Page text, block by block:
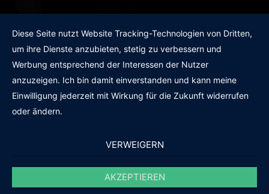
GRATIS WEBSITE-CHECK
des19n.at|iwant@des19n.at
Diese Seite nutzt Website Tracking-Technologien von Dritten,
um ihre Dienste anzubieten, stetig zu verbessern und
Werbung entsprechend der Interessen der Nutzer
anzuzeigen. Ich bin damit einverstanden und kann meine
Einwilligung jederzeit mit Wirkung für die Zukunft widerrufen
oder ändern.
VERWEIGERN
AKZEPTIEREN